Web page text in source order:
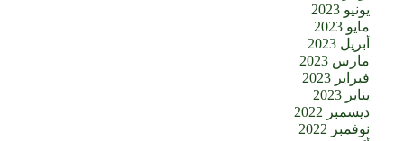
يونيو 2023
مايو 2023
أبريل 2023
مارس 2023
فبراير 2023
يناير 2023
ديسمبر 2022
نوفمبر 2022